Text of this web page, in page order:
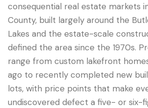
LANGUAGE
consequential real estate markets
County, built largely around the
Lakes and the estate-scale
defined the area since the 1970s.
range from custom lakefront
ago to recently completed new
lots, with price points that make
undiscovered defect a five- or six-